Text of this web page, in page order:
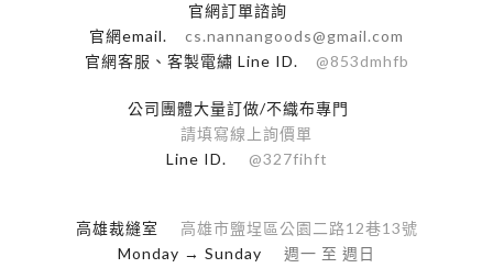
官網訂單諮詢
官網email.
cs.nannangoods@gmail.com
官網客服、客製電繡 Line ID.
@853dmhfb
公司團體大量訂做/不織布專門
請填寫線上詢價單
Line ID.
@327fihft
高雄裁縫室
高雄市鹽埕區公園二路12巷13號
Monday → Sunday
週一 至 週日